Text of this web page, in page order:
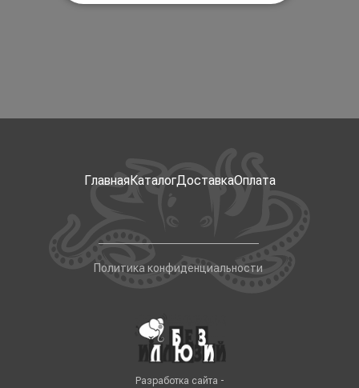
ГлавнаяКаталогДоставкаОплата
Политика конфиденциальности
Разработка сайта -